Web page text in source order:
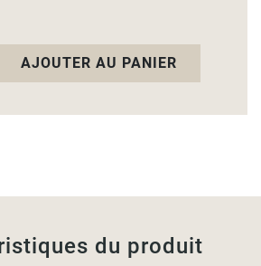
AJOUTER AU PANIER
du produit